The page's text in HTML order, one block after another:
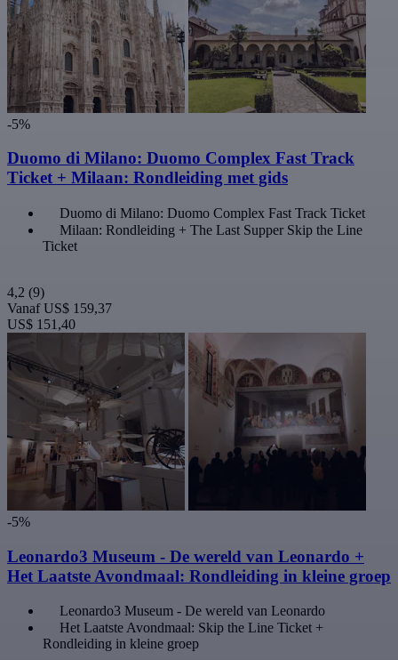
-5%
Duomo di Milano: Duomo Complex Fast Track
Ticket + Milaan: Rondleiding met gids
Duomo di Milano: Duomo Complex Fast Track Ticket
Milaan: Rondleiding + The Last Supper Skip the Line
Ticket
4,2 (9)
Vanaf US$ 159,37
US$ 151,40
-5%
Leonardo3 Museum - De wereld van Leonardo +
Het Laatste Avondmaal: Rondleiding in kleine groep
Leonardo3 Museum - De wereld van Leonardo
Het Laatste Avondmaal: Skip the Line Ticket +
Rondleiding in kleine groep